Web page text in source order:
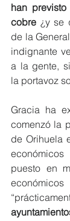
han
cobre ¿y se
de la
indignante
a la gente,
la portavoz
Gracia ha
comenzó la
de Orihuela
puesto en